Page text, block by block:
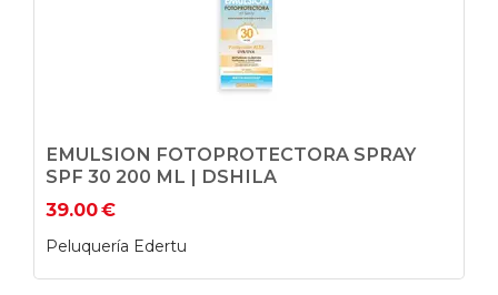
EMULSION FOTOPROTECTORA SPRAY
SPF 30 200 ML | DSHILA
39.00€
Peluquería Edertu